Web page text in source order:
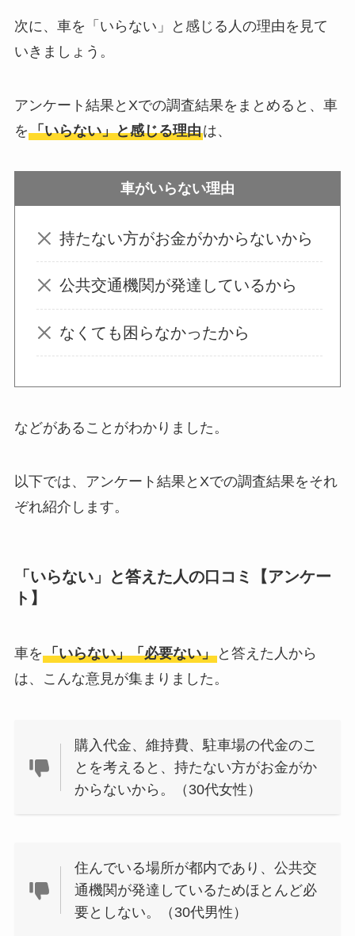
燥機や掃除機など
お風呂の蓋はいらな
い？どうしてる？代
わりのものは何がい
はいらない？飽きる
ってよかった？
オイルポットはいる
めを使用者に聞いて
敷きパッドシーツは
はある？
してる？100均で代用
できるか調べてみた
次に、車を「いらない」と感じる人の理由を見て
いきましょう。
アンケート結果とXでの調査結果をまとめると、車
を「いらない」と感じる理由は、
車がいらない理由
持たない方がお金がかからないから
公共交通機関が発達しているから
なくても困らなかったから
などがあることがわかりました。
以下では、アンケート結果とXでの調査結果をそれ
ぞれ紹介します。
「いらない」と答えた人の口コミ【アンケー
ト】
車を「いらない」「必要ない」と答えた人から
は、こんな意見が集まりました。
購入代金、維持費、駐車場の代金のこ
とを考えると、持たない方がお金がか
からないから。（30代女性）
住んでいる場所が都内であり、公共交
通機関が発達しているためほとんど必
要としない。（30代男性）